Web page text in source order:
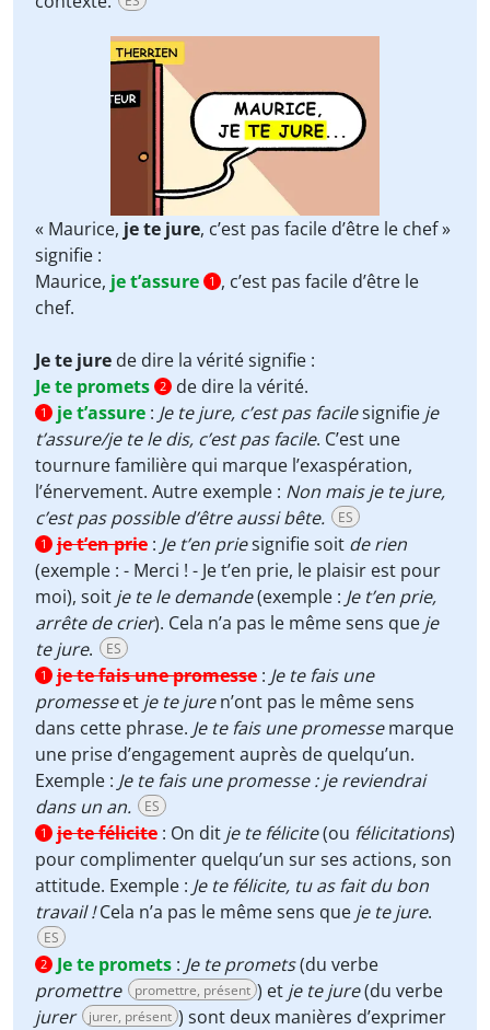
« Maurice, je te jure, c’est pas facile d’être le chef »
signifie :
Maurice, je t’assure 1 , c’est pas facile d’être le
chef.
Je te jure de dire la vérité signifie :
Je te promets 2 de dire la vérité.
1 je t’assure : Je te jure, c’est pas facilesignifie je
t’assure/je te le dis, c’est pas facile. C’est une
tournure familière qui marque l’exaspération,
l’énervement. Autre exemple : Non mais je te jure,
c’est pas possible d’être aussi bête.
ES
1 je t’en prie : Je t’en priesignifie soit de rien
(exemple : - Merci ! - Je t’en prie, le plaisir est pour
moi), soit je te le demande(exemple : Je t’en prie,
arrête de crier). Cela n’a pas le même sens que je
te jure. ES
1 je te fais une promesse : Je te fais une
promesseet je te juren’ont pas le même sens
dans cette phrase. Je te fais une promessemarque
une prise d’engagement auprès de quelqu’un.
Exemple : Je te fais une promesse : je reviendrai
dans un an.
ES
1 je te félicite : On dit je te félicite(ou félicitations)
pour complimenter quelqu’un sur ses actions, son
attitude. Exemple : Je te félicite, tu as fait du bon
travail !Cela n’a pas le même sens que je te jure.
ES
2 Je te promets : Je te promets(du verbe
promettre
promettre, présent ) et je te jure(du verbe
jurer
jurer, présent ) sont deux manières d’exprimer